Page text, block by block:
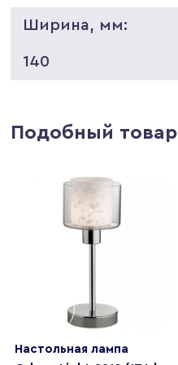
Ширина, мм:
140
Подобный товар
Настольная лампа